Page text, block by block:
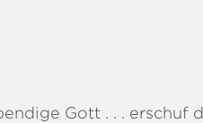
Gott . . . erschuf